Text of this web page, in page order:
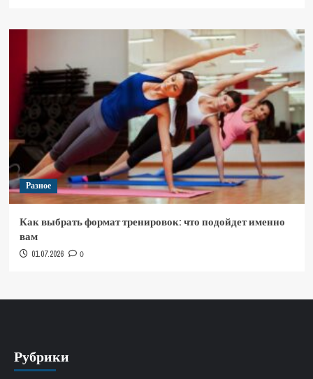
Разное
Как выбрать формат тренировок: что подойдет именно
вам
01.07.2026 0
Рубрики